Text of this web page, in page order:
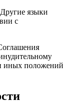
языки
с
иных положений